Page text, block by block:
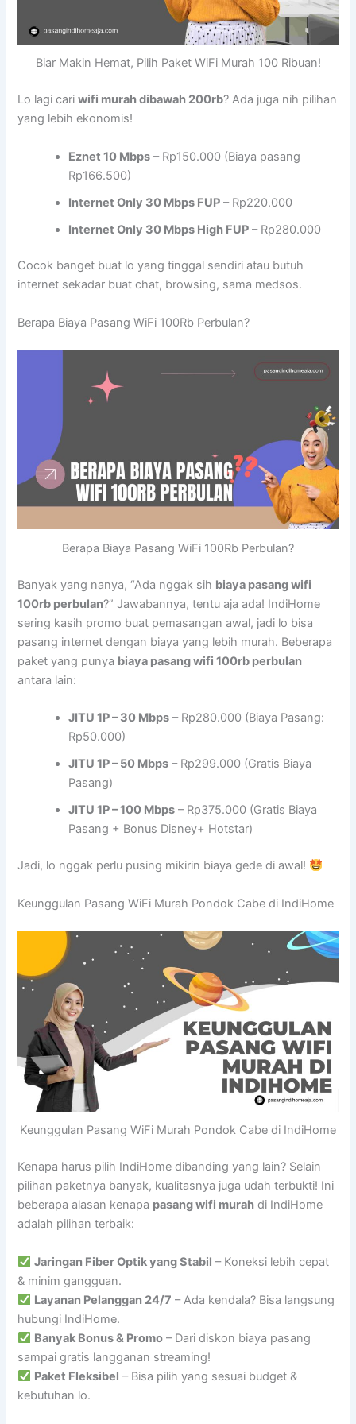
Biar Makin Hemat, Pilih Paket WiFi Murah 100 Ribuan!
Lo lagi cariwifi murah dibawah 200rb? Ada juga nih pilihan
yang lebih ekonomis!
Eznet 10 Mbps – Rp150.000 (Biaya pasang
Rp166.500)
Internet Only 30 Mbps FUP – Rp220.000
Internet Only 30 Mbps High FUP – Rp280.000
Cocok banget buat lo yang tinggal sendiri atau butuh
internet sekadar buat chat, browsing, sama medsos.
Berapa Biaya Pasang WiFi 100Rb Perbulan?
Berapa Biaya Pasang WiFi 100Rb Perbulan?
Banyak yang nanya, “Ada nggak sih biaya pasang wifi
100rb perbulan?” Jawabannya, tentu aja ada! IndiHome
sering kasih promo buat pemasangan awal, jadi lo bisa
pasang internet dengan biaya yang lebih murah. Beberapa
paket yang punya biaya pasang wifi 100rb perbulan
antara lain:
JITU 1P – 30 Mbps – Rp280.000 (Biaya Pasang:
Rp50.000)
JITU 1P – 50 Mbps – Rp299.000 (Gratis Biaya
Pasang)
JITU 1P – 100 Mbps – Rp375.000 (Gratis Biaya
Pasang + Bonus Disney+ Hotstar)
Jadi, lo nggak perlu pusing mikirin biaya gede di awal!
Keunggulan Pasang WiFi Murah Pondok Cabe di IndiHome
Keunggulan Pasang WiFi Murah Pondok Cabe di IndiHome
Kenapa harus pilih IndiHome dibanding yang lain? Selain
pilihan paketnya banyak, kualitasnya juga udah terbukti! Ini
beberapa alasan kenapa pasang wifi murah di IndiHome
adalah pilihan terbaik:
Jaringan Fiber Optik yang Stabil – Koneksi lebih cepat
& minim gangguan.
Layanan Pelanggan 24/7 – Ada kendala? Bisa langsung
hubungi IndiHome.
Banyak Bonus & Promo – Dari diskon biaya pasang
sampai gratis langganan streaming!
Paket Fleksibel – Bisa pilih yang sesuai budget &
kebutuhan lo.